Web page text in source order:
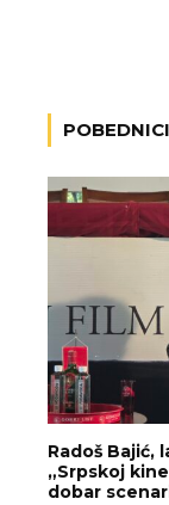
POBEDNICI
Radoš Bajić,
„Srpskoj
dobar